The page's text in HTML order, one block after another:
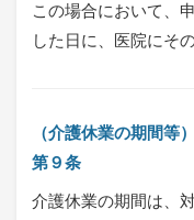
この場合において、
した日に、医院にそ
（介護休業の期間等）
第９条
介護休業の期間は、